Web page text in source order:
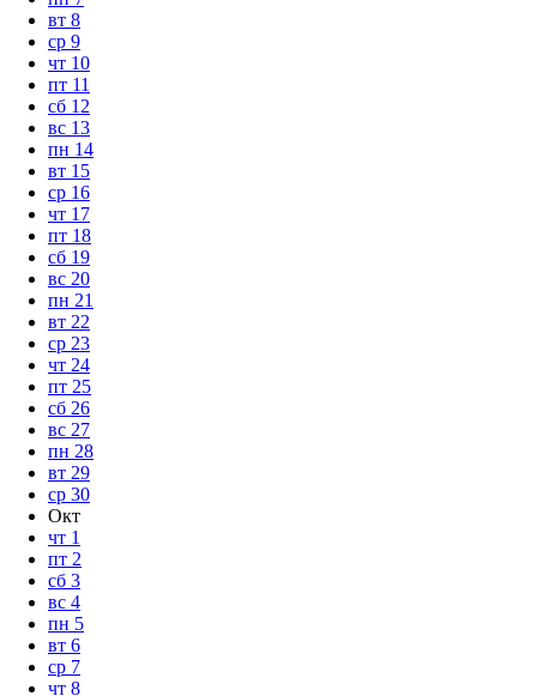
вт 8
ср 9
чт 10
пт 11
сб 12
вс 13
пн 14
вт 15
ср 16
чт 17
пт 18
сб 19
вс 20
пн 21
вт 22
ср 23
чт 24
пт 25
сб 26
вс 27
пн 28
вт 29
ср 30
Окт
чт 1
пт 2
сб 3
вс 4
пн 5
вт 6
ср 7
чт 8